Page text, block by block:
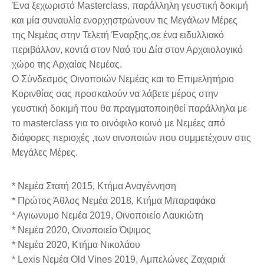
Ένα ξεχωριστό Masterclass, παράλληλη γευστική δοκιμή
και μία συναυλία ενορχηστρώνουν τις Μεγάλων Μέρες
της Νεμέας στην Τελετή Έναρξης,σε ένα ειδυλλιακό
περιβάλλον, κοντά στον Ναό του Δία στον Αρχαιολογικό
χώρο της Αρχαίας Νεμέας.
Ο Σύνδεσμος Οινοποιών Νεμέας και το Επιμελητήριο
Κορινθίας σας προσκαλούν να λάβετε μέρος στην
γευστική δοκιμή που θα πραγματοποιηθεί παράλληλα με
το masterclass για το οινόφιλο κοινό με Νεμέες από
διάφορες περιοχές ,των οινοποιών που συμμετέχουν στις
Μεγάλες Μέρες.
* Nεμέα Στατή 2015, Κτήμα Αναγέννηση
* Πρώτος Άθλος Νεμέα 2018, Κτήμα Μπαραφάκα
* Αγιωνυμο Νεμέα 2019, Οινοποιείο Λαυκιώτη
* Νεμέα 2020, Οινοποιείο Όψιμος
* Νεμέα 2020, Κτήμα Νικολάου
* Lexis Νεμέα Old Vines 2019, Αμπελώνες Ζαχαριά